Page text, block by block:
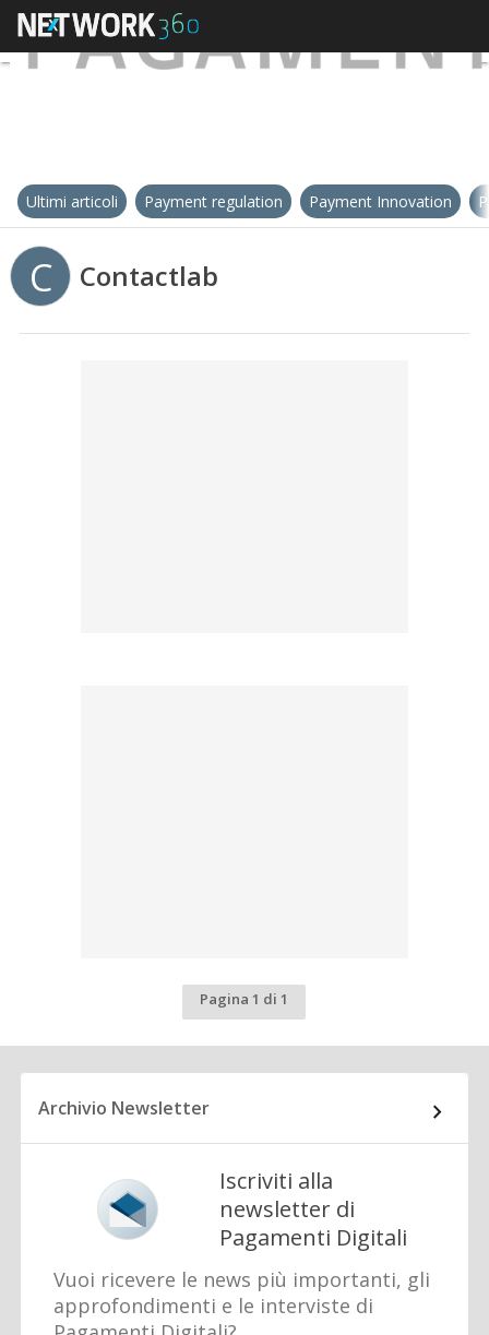
Ultimi articoli Payment regulation Payment Innovation
C Contactlab
Pagina 1 di 1
Archivio Newsletter
Iscriviti alla
newsletter di
Pagamenti Digitali
Vuoi ricevere le news più importanti, gli
approfondimenti e le interviste di